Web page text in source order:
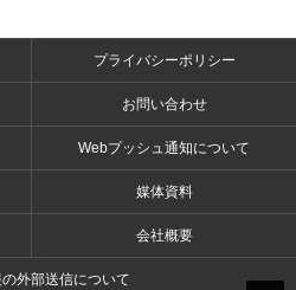
プライバシーポリシー
お問い合わせ
Webプッシュ通知について
媒体資料
会社概要
外部送信について